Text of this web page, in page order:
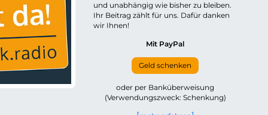
und unabhängig wie bisher zu bleiben.
Ihr Beitrag zählt für uns. Dafür danken
wir Ihnen!
Mit PayPal
Geld schenken
oder per Banküberweisung
(Verwendungszweck: Schenkung)